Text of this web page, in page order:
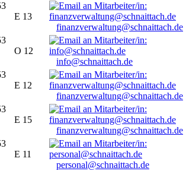
E 13
finanzverwaltung@schnaittach.de
O 12
info@schnaittach.de
E 12
finanzverwaltung@schnaittach.de
E 15
finanzverwaltung@schnaittach.de
E 11
personal@schnaittach.de